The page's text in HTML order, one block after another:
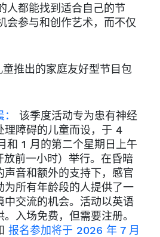
人都能找到适合自己的节
会参与和创作艺术，而不仅
推出的家庭友好型节目包
该季度活动专为患有神经
理障碍的儿童而设，于 4
和 1 月的第二个星期日上午
前一小时）举行。在昏暗
声音和额外的支持下，感官
为所有年龄段的人提供了一
中交流的机会。活动以英语
入场免费，但需要注册。
报名参加将于 2026 年 7 月